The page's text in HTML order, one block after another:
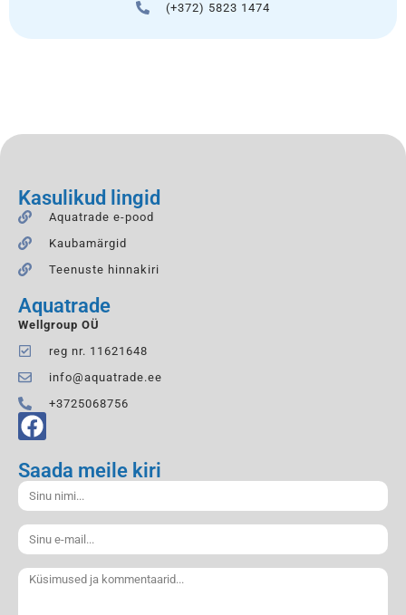
(+372) 5823 1474
Kasulikud lingid
Aquatrade e-pood
Kaubamärgid
Teenuste hinnakiri
Aquatrade
Wellgroup OÜ
reg nr. 11621648
info@aquatrade.ee
+3725068756
Saada meile kiri